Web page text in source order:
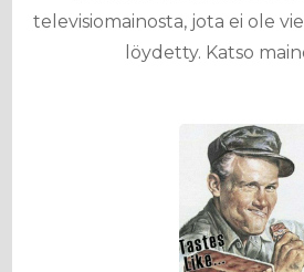
televisiomainosta, jota ei ole
löydetty. Katso